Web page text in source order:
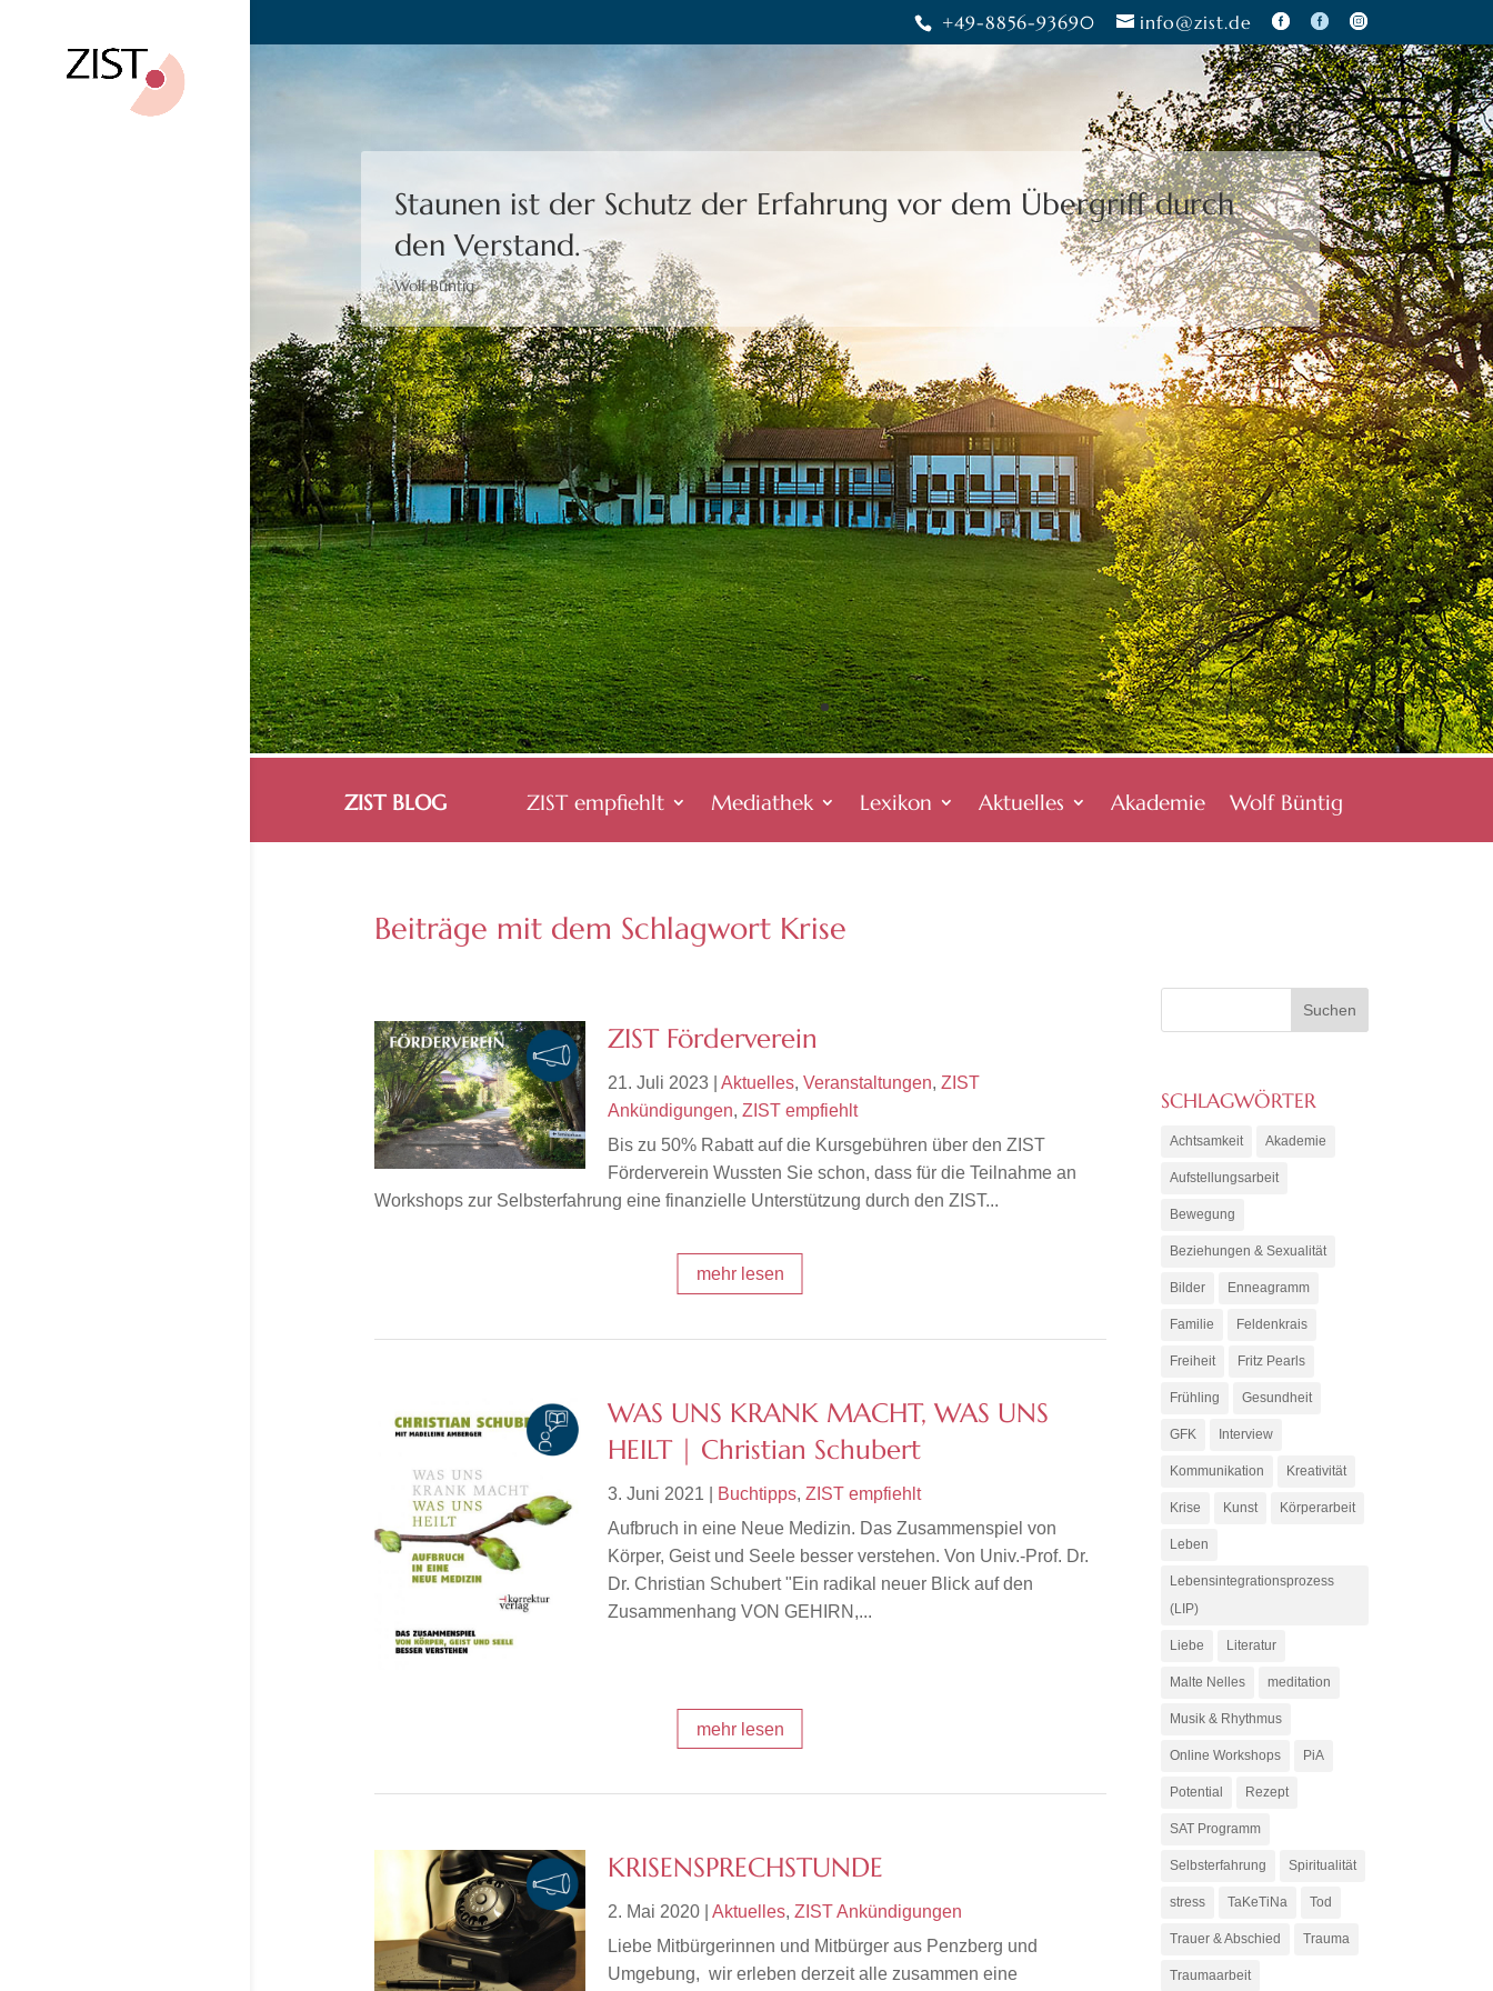
+49-8856-93690 info@zist.de
Staunen ist der Schutz der Erfahrung vor dem Übergriff durch
den Verstand.
Wolf Büntig
Bewusstheit gibt uns die Freiheit,eine Wahl zu treffen.
Moshé Feldenkrais
ZIST BLOG ZIST empfiehlt Mediathek Lexikon Aktuelles Akademie Wolf Büntig
Beiträge mit dem Schlagwort Krise
ZIST Förderverein
21. Juli 2023| Aktuelles, Veranstaltungen, ZIST
Ankündigungen, ZIST empfiehlt
Bis zu 50% Rabatt auf die Kursgebühren über den ZIST
Förderverein Wussten Sie schon, dass für die Teilnahme an
Workshops zur Selbsterfahrung eine finanzielle Unterstützung durch den ZIST...
mehr lesen
WAS UNS KRANK MACHT, WAS UNS
HEILT | Christian Schubert
3. Juni 2021 Buchtipps, ZIST empfiehlt
Aufbruch in eine Neue Medizin. Das Zusammenspiel von
Körper, Geist und Seele besser verstehen. Von Univ.-Prof. Dr.
Dr. Christian Schubert "Ein radikal neuer Blick auf den
Zusammenhang VON GEHIRN,...
mehr lesen
KRISENSPRECHSTUNDE
2. Mai 2020| Aktuelles, ZIST Ankündigungen
Liebe Mitbürgerinnen und Mitbürger aus Penzberg und
Umgebung, wir erleben derzeit alle zusammen eine
SCHLAGWÖRTER
Achtsamkeit Akademie
Aufstellungsarbeit
Bewegung
Beziehungen & Sexualität
Bilder Enneagramm
Familie Feldenkrais
Freiheit Fritz Pearls
Frühling Gesundheit
GFK Interview
Kommunikation Kreativität
Krise Kunst Körperarbeit
Leben
Lebensintegrationsprozess
(LIP)
Liebe Literatur
Malte Nelles meditation
Musik & Rhythmus
Online Workshops PiA
Potential Rezept
SAT Programm
Selbsterfahrung Spiritualität
stress TaKeTiNa Tod
Trauer & Abschied Trauma
Traumaarbeit